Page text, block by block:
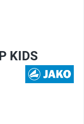
KIDS